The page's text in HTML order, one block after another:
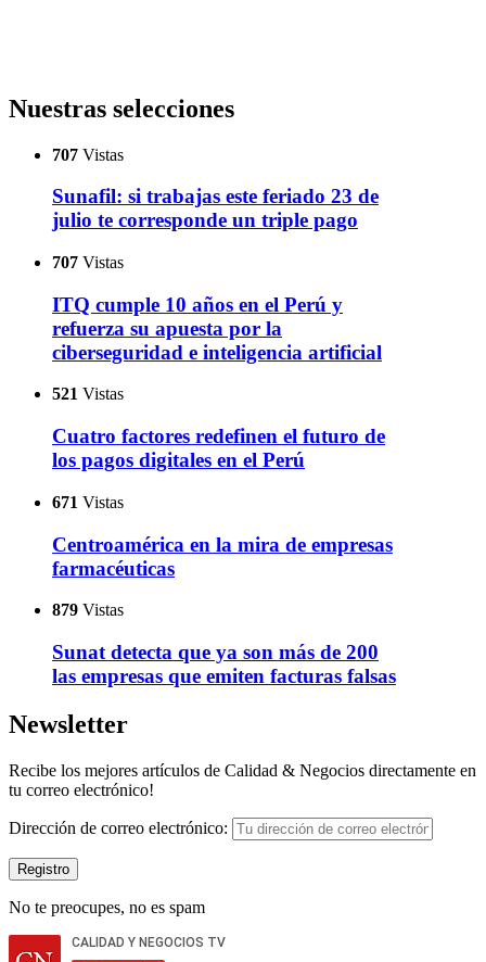
Nuestras selecciones
707 Vistas
Sunafil: si trabajas este feriado 23 de
julio te corresponde un triple pago
707 Vistas
ITQ cumple 10 años en el Perú y
refuerza su apuesta por la
ciberseguridad e inteligencia artificial
521 Vistas
Cuatro factores redefinen el futuro de
los pagos digitales en el Perú
671 Vistas
Centroamérica en la mira de empresas
farmacéuticas
879 Vistas
Sunat detecta que ya son más de 200
las empresas que emiten facturas falsas
Newsletter
Recibe los mejores artículos de Calidad & Negocios directamente en
tu correo electrónico!
Dirección de correo electrónico:
No te preocupes, no es spam